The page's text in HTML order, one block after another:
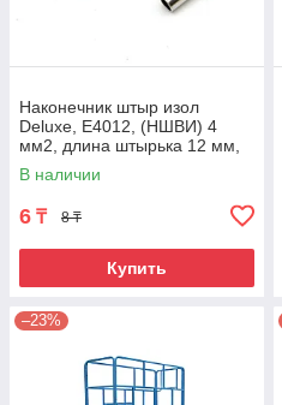
Наконечник штыр изол
Deluxe, Е4012, (НШВИ) 4
мм2, длина штырька 12 мм,
(1000 шт/упак)
В наличии
6 ₸ 8 ₸
Купить
–23%